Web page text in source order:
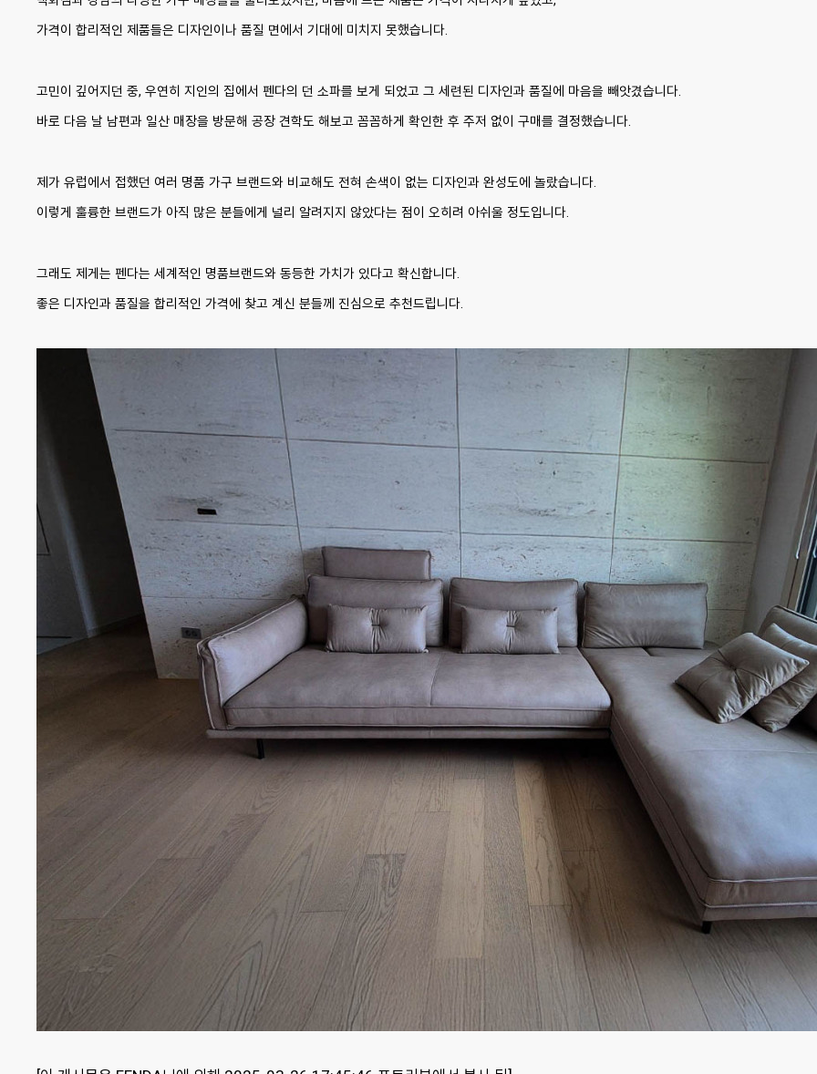
가격이 합리적인 제품들은 디자인이나 품질 면에서 기대에 미치지 못했습니다.
고민이 깊어지던 중, 우연히 지인의 집에서 펜다의 던 소파를 보게 되었고 그 세련된 디자인과 품질에 마음을 빼앗겼습니다.
바로 다음 날 남편과 일산 매장을 방문해 공장 견학도 해보고 꼼꼼하게 확인한 후 주저 없이 구매를 결정했습니다.
제가 유럽에서 접했던 여러 명품 가구 브랜드와 비교해도 전혀 손색이 없는 디자인과 완성도에 놀랐습니다.
이렇게 훌륭한 브랜드가 아직 많은 분들에게 널리 알려지지 않았다는 점이 오히려 아쉬울 정도입니다.
그래도 제게는 펜다는 세계적인 명품브랜드와 동등한 가치가 있다고 확신합니다.
좋은 디자인과 품질을 합리적인 가격에 찾고 계신 분들께 진심으로 추천드립니다.​​​​​​​​​​​​​​​​